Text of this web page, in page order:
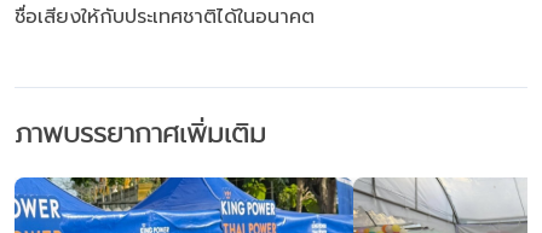
ชื่อเสียงให้กับประเทศชาติได้ในอนาคต
ภาพบรรยากาศเพิ่มเติม